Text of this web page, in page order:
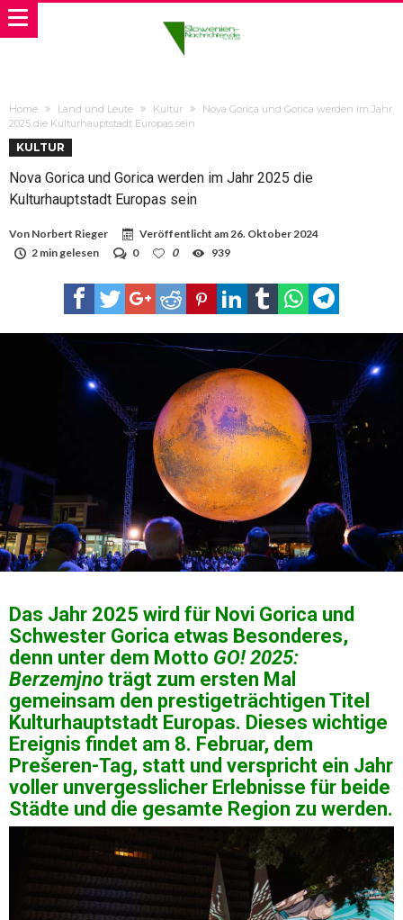
Home Land und Leute Kultur
Nova Gorica und Gorica werden im Jahr
2025 die Kulturhauptstadt Europas sein
KULTUR
Nova Gorica und Gorica werden im Jahr 2025 die
Kulturhauptstadt Europas sein
Von Norbert Rieger Veröffentlicht am26. Oktober 2024
2 min gelesen
0 0 939
Das Jahr 2025 wird für Novi Gorica und
Schwester Gorica etwas Besonderes,
denn unter dem Motto GO! 2025:
Berzemjno trägt zum ersten Mal
gemeinsam den prestigeträchtigen Titel
Kulturhauptstadt Europas. Dieses wichtige
Ereignis findet am 8. Februar, dem
Prešeren-Tag, statt und verspricht ein Jahr
voller unvergesslicher Erlebnisse für beide
Städte und die gesamte Region zu werden.